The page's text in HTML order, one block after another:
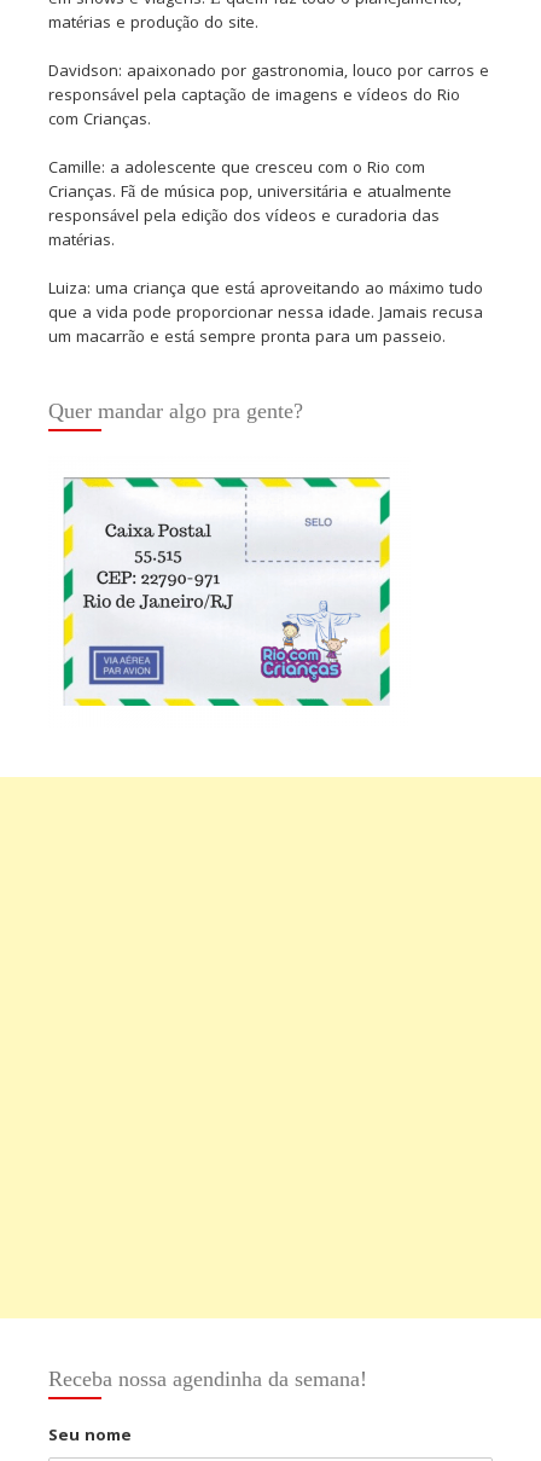
matérias e produção do site.
Davidson: apaixonado por gastronomia, louco por carros e
responsável pela captação de imagens e vídeos do Rio
com Crianças.
Camille: a adolescente que cresceu com o Rio com
Crianças. Fã de música pop, universitária e atualmente
responsável pela edição dos vídeos e curadoria das
matérias.
Luiza: uma criança que está aproveitando ao máximo tudo
que a vida pode proporcionar nessa idade. Jamais recusa
um macarrão e está sempre pronta para um passeio.
Quer mandar algo pra gente?
Receba nossa agendinha da semana!
Seu nome